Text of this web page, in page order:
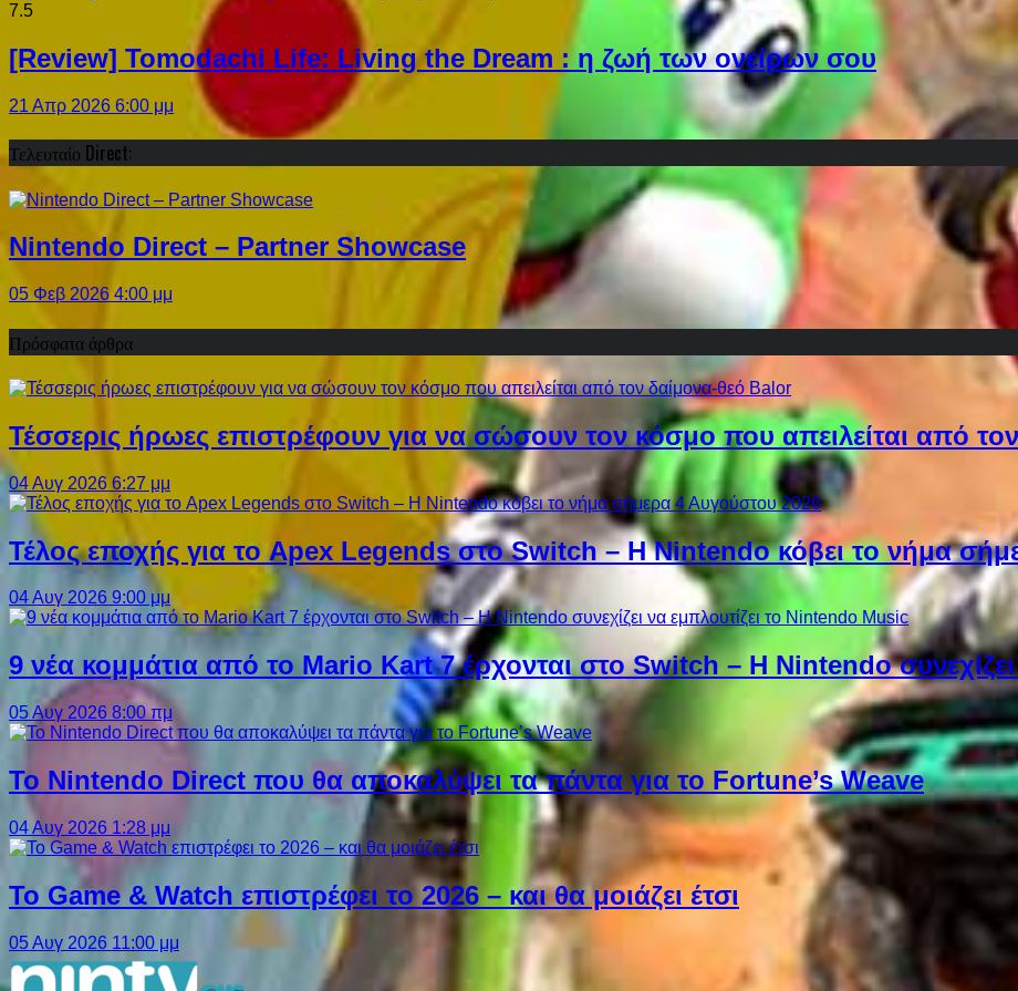
7.5
[Review] Tomodachi Life: Living the Dream : η ζωή των ονείρων σου
21 Απρ 2026 6:00 μμ
Τελευταίο Direct:
Nintendo Direct – Partner Showcase
05 Φεβ 2026 4:00 μμ
Πρόσφατα άρθρα
Τέσσερις ήρωες επιστρέφουν για να σώσουν τον κόσμο που απειλείται από
04 Αυγ 2026 6:27 μμ
Τέλος εποχής για το Apex Legends στο Switch – Η Nintendo κόβει το νήμα
04 Αυγ 2026 9:00 μμ
9 νέα κομμάτια από το Mario Kart 7 έρχονται στο Switch – Η Nintendo
05 Αυγ 2026 8:00 πμ
Το Nintendo Direct που θα αποκαλύψει τα πάντα για το Fortune’s Weave
04 Αυγ 2026 1:28 μμ
Το Game & Watch επιστρέφει το 2026 – και θα μοιάζει έτσι
05 Αυγ 2026 11:00 μμ